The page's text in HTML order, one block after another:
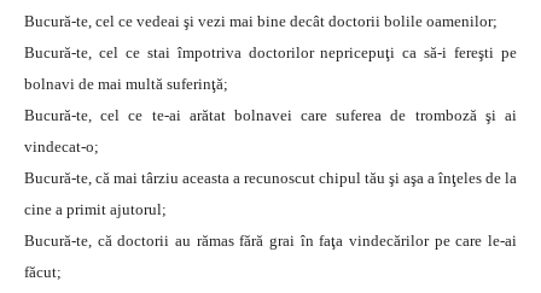
Bucură-te, cel ce vedeai şi vezi mai bine decât doctorii bolile oamenilor;
Bucură-te, cel ce stai împotriva doctorilor nepricepuţi ca să-i fereşti pe
bolnavi de mai multă suferinţă;
Bucură-te, cel ce te-ai arătat bolnavei care suferea de tromboză şi ai
vindecat-o;
Bucură-te, că mai târziu aceasta a recunoscut chipul tău şi aşa a înţeles de la
cine a primit ajutorul;
Bucură-te, că doctorii au rămas fără grai în faţa vindecărilor pe care le-ai
făcut;